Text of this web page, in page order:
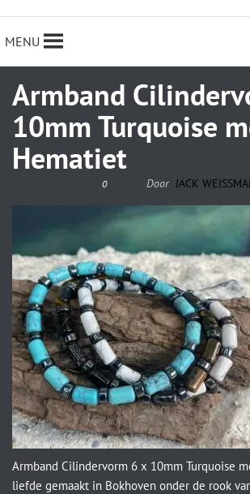
MENU
Armband
10mm Turquoise
Hematiet
0 Door JACK
Armband Cilindervorm 6 x 10mm Turquoise
liefde gemaakt in Bokhoven onder de rook